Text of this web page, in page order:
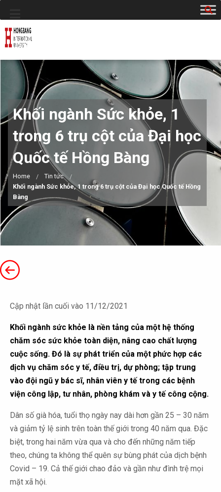
Khối ngành Sức khỏe, 1
trong 6 trụ cột của Đại học
Quốc tế Hồng Bàng
Home
Tin tức
Khối ngành Sức khỏe, 1 trong 6 trụ cột của Đại học Quốc tế Hồng
Bàng
Cập nhật lần cuối vào 11/12/2021
Khối ngành sức khỏe là nền tảng của một hệ thống
chăm sóc sức khỏe toàn diện, nâng cao chất lượng
cuộc sống. Đó là sự phát triển của một phức hợp các
dịch vụ chăm sóc y tế, điều trị, dự phòng; tập trung
vào đội ngũ y bác sĩ, nhân viên y tế trong các bệnh
viện công lập, tư nhân, phòng khám và y tế công cộng.
Dân số già hóa, tuổi thọ ngày nay dài hơn gần 25 – 30 năm
và giảm tỷ lệ sinh trên toàn thế giới trong 40 năm qua. Đặc
biệt, trong hai năm vừa qua và cho đến những năm tiếp
theo, chúng ta không thể quên sự bùng phát của dịch bệnh
Covid – 19. Cả thế giới chao đảo và gần như đình trệ mọi
mặt xã hội.